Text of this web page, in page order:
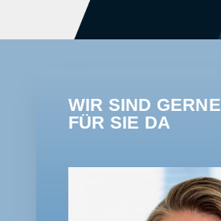
WIR SIND GERNE
FÜR SIE DA